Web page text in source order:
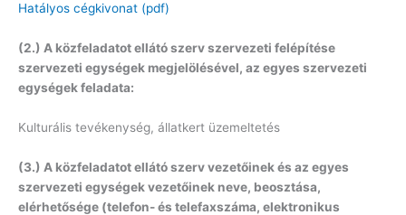
Hatályos cégkivonat (pdf)
(2.) A közfeladatot ellátó szerv szervezeti felépítése
szervezeti egységek megjelölésével, az egyes szervezeti
egységek feladata:
Kulturális tevékenység, állatkert üzemeltetés
(3.) A közfeladatot ellátó szerv vezetőinek és az egyes
szervezeti egységek vezetőinek neve, beosztása,
elérhetősége (telefon- és telefaxszáma, elektronikus